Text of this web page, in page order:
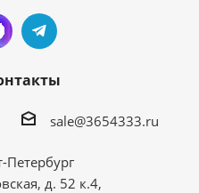
sale@3654333.ru
Петербург
д. 52 к.4,